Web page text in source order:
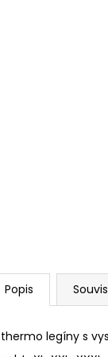
Popis
thermo legíny s